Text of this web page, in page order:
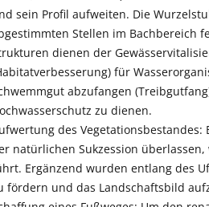
sein Profil aufweiten. Die
Stellen im Bachbereich
dienen der
für
abzufangen
zu dienen.
des
natürlichen Sukzession
Ergänzend wurden entlang des
fördern und das Landschaftsbild